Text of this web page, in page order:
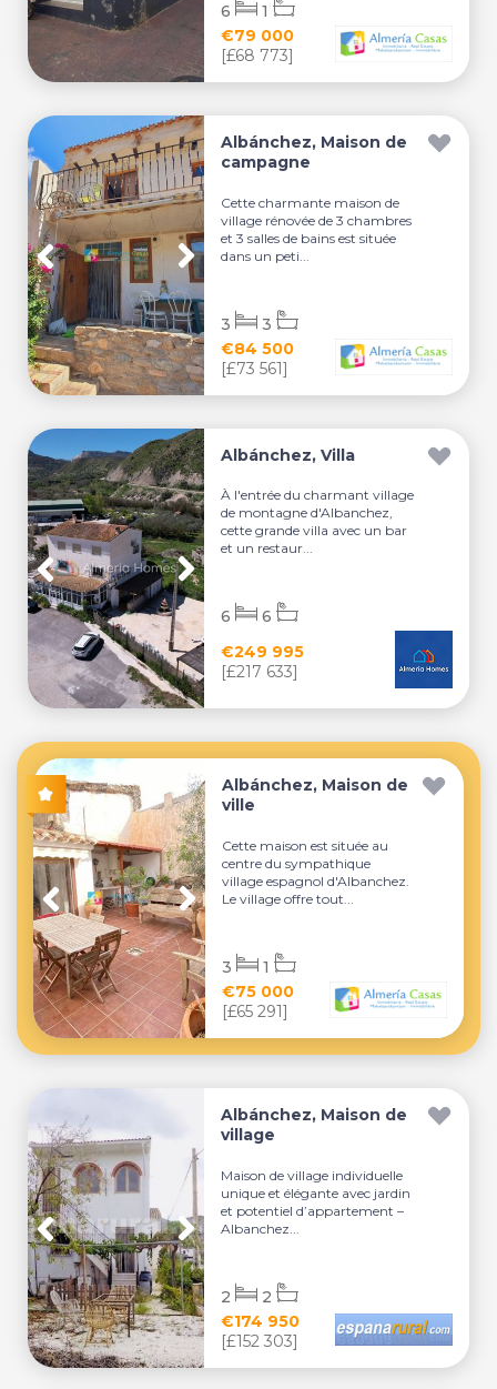
€79 000
[£68 773]
6 1
Albánchez, Maison de
campagne
Cette charmante maison de
village rénovée de 3 chambres
et 3 salles de bains est située
dans un peti...
€84 500
[£73 561]
3 3
Albánchez, Villa
À l'entrée du charmant village
de montagne d'Albanchez,
cette grande villa avec un bar
et un restaur...
€249 995
[£217 633]
6 6
Albánchez, Maison de
ville
Cette maison est située au
centre du sympathique
village espagnol d'Albanchez.
Le village offre tout...
€75 000
[£65 291]
3 1
Albánchez, Maison de
village
Maison de village individuelle
unique et élégante avec jardin
et potentiel d’appartement –
Albanchez...
€174 950
[£152 303]
2 2